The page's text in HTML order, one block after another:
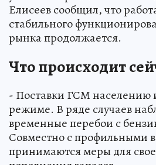
Елисеев сообщил, что
стабильного
рынка продолжается.
Что происходит
- Поставки ГСМ населению
режиме. В ряде случаев
временные перебои с
Совместно с профильными
принимаются меры для